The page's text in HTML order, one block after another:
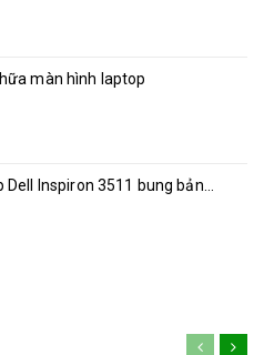
màn hình laptop
Dell Inspiron 3511 bung bản...